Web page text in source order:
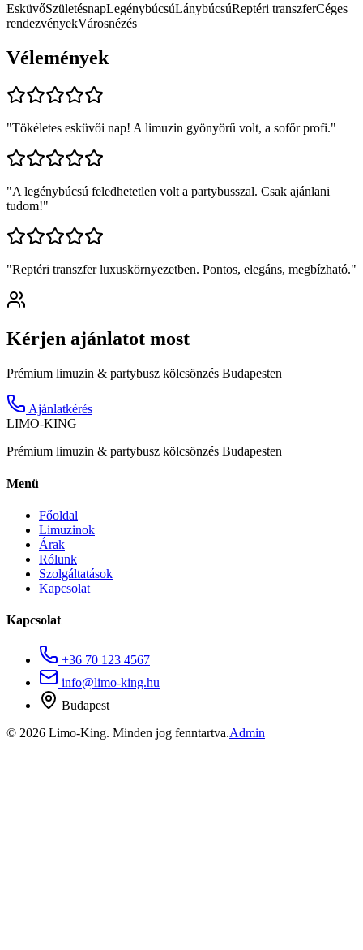
EsküvőSzületésnapLegénybúcsúLánybúcsúReptéri transzferCéges
rendezvényekVárosnézés
Vélemények
"Tökéletes esküvői nap! A limuzin gyönyörű volt, a sofőr profi."
"A legénybúcsú feledhetetlen volt a partybusszal. Csak ajánlani
tudom!"
"Reptéri transzfer luxuskörnyezetben. Pontos, elegáns, megbízható."
Kérjen ajánlatot most
Prémium limuzin & partybusz kölcsönzés Budapesten
Ajánlatkérés
LIMO-KING
Prémium limuzin & partybusz kölcsönzés Budapesten
Menü
Főoldal
Limuzinok
Árak
Rólunk
Szolgáltatások
Kapcsolat
Kapcsolat
+36 70 123 4567
info@limo-king.hu
Budapest
© 2026 Limo-King. Minden jog fenntartva.Admin